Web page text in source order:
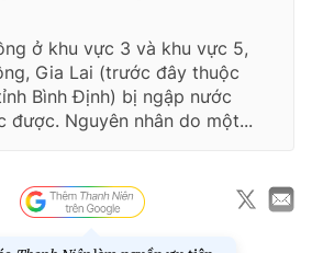
ở khu vực 3 và khu vực 5,
Gia Lai (trước đây thuộc
Bình Định) bị ngập nước
được. Nguyên nhân do một...